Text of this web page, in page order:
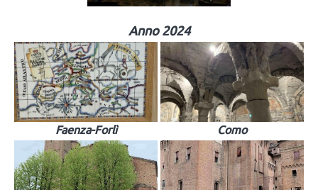
Anno 2024
Faenza-Forlì Como